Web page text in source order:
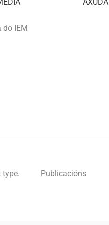
do IEM
type. Publicacións